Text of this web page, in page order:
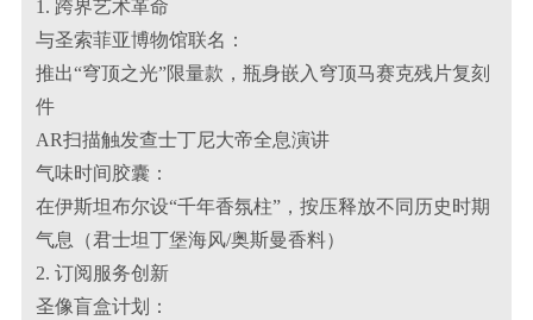
1. 跨界艺术革命
与圣索菲亚博物馆联名：
推出“穹顶之光”限量款，瓶身嵌入穹顶马赛克残片复刻
件
AR扫描触发查士丁尼大帝全息演讲
气味时间胶囊：
在伊斯坦布尔设“千年香氛柱”，按压释放不同历史时期
气息（君士坦丁堡海风/奥斯曼香料）
2. 订阅服务创新
圣像盲盒计划：